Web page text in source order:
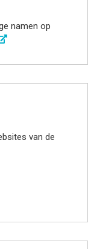
namen op
van de